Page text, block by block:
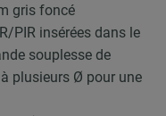
gris foncé
PIR insérées dans le
souplesse de
plusieurs Ø pour une